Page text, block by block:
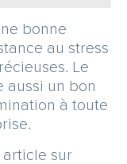
bonne
au stress
Le
aussi un bon
à toute
article sur